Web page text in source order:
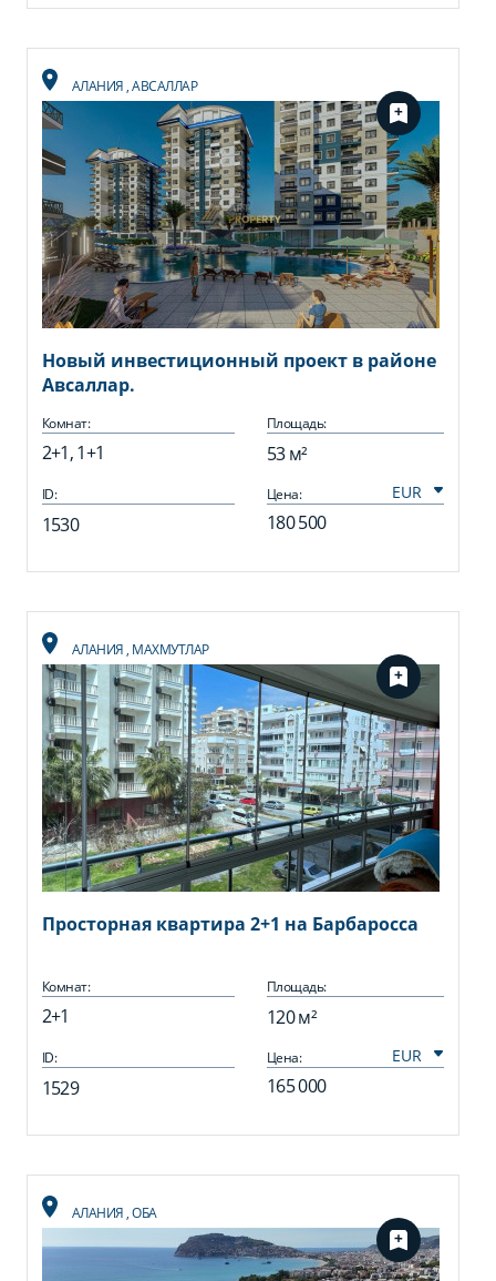
АЛАНИЯ,АВСАЛЛАР
Новый инвестиционный проект в районе
Авсаллар.
Комнат:
2+1, 1+1
Площадь:
53 м²
ID:
1530
Цена:
180 500
АЛАНИЯ, МАХМУТЛАР
Просторная квартира 2+1 на Барбаросса
Комнат:
2+1
Площадь:
120 м²
ID:
1529
Цена:
165 000
АЛАНИЯ,ОБА